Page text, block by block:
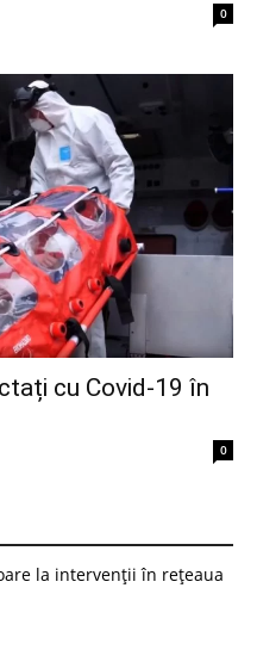
0
cu Covid-19 în
0
la intervenții în rețeaua